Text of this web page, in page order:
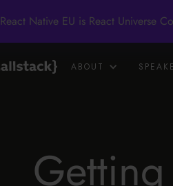
React Native EU is React Universe
ABOUT